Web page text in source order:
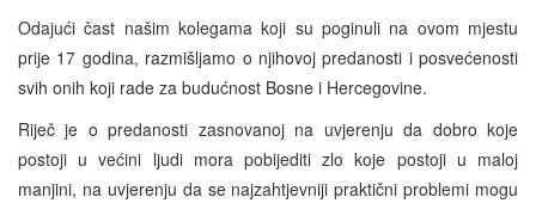
Odajući čast našim kolegama koji su poginuli na ovom mjestu
prije 17 godina, razmišljamo o njihovoj predanosti i posvećenosti
svih onih koji rade za budućnost Bosne i Hercegovine.
Riječ je o predanosti zasnovanoj na uvjerenju da dobro koje
postoji u većini ljudi mora pobijediti zlo koje postoji u maloj
manjini, na uvjerenju da se najzahtjevniji praktični problemi mogu